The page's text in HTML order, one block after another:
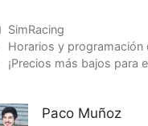
Categorías
SimRacing
Horarios y programación
¡Precios más bajos para
Paco Muñoz